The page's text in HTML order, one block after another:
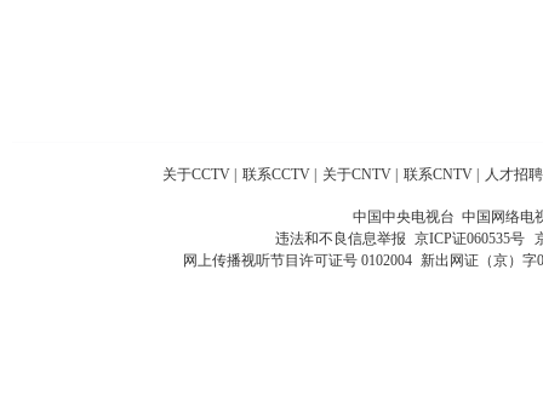
关于CCTV 联系CCTV 关于CNTV 联系CNTV 人才招聘
中国中央电视台 中国网络电
违法和不良信息举报 京ICP证060535号
网上传播视听节目许可证号 0102004 新出网证（京）